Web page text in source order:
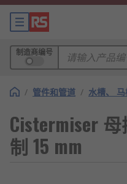
制造商编号
/ 管件和管道 / 水槽、
Cistermiser
制 15 mm